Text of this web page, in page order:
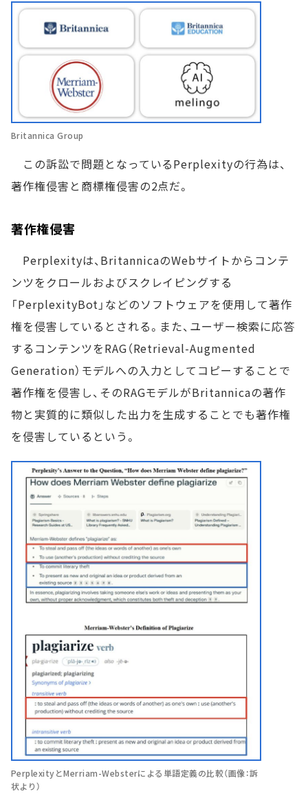
Britannica Group
この訴訟で問題となっているPerplexityの行為は、
著作権侵害と商標権侵害の2点だ。
著作権侵害
Perplexityは、BritannicaのWebサイトからコンテ
ンツをクロールおよびスクレイピングする
「PerplexityBot」などのソフトウェアを使用して著作
権を侵害しているとされる。また、ユーザー検索に応答
するコンテンツをRAG（Retrieval-Augmented
Generation）モデルへの入力としてコピーすることで
著作権を侵害し、そのRAGモデルがBritannicaの著作
物と実質的に類似した出力を生成することでも著作権
を侵害しているという。
PerplexityとMerriam-Websterによる単語定義の比較（画像：訴
状より）